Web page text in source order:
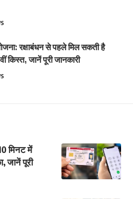
रक्षाबंधन से पहले मिल सकती है
किस्त, जानें पूरी जानकारी
मिनट में
जानें पूरी